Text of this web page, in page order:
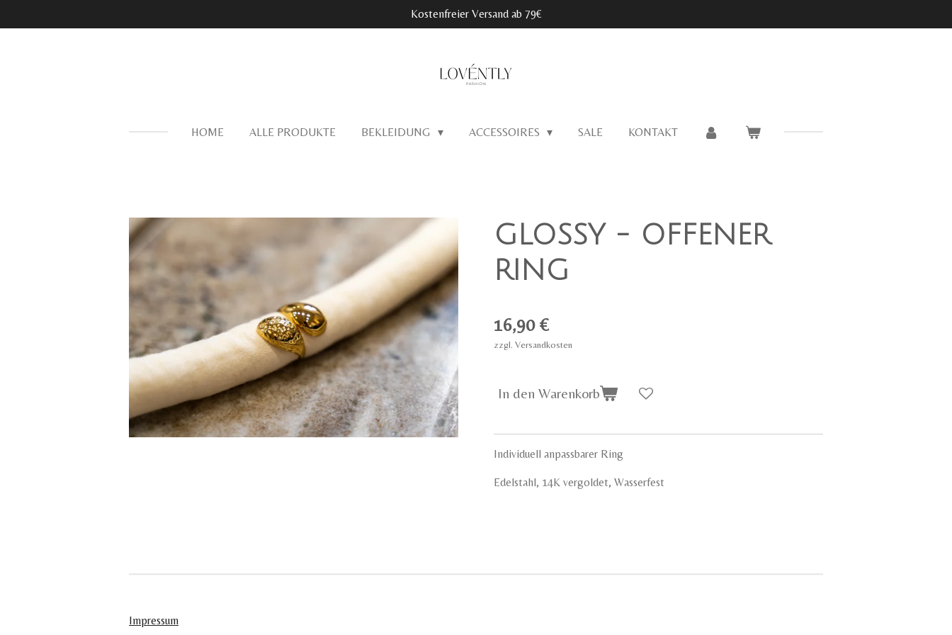
Hauptinhalt
Kostenfreier Versand ab 79€
HOME ALLE PRODUKTE BEKLEIDUNG ACCESSOIRES SALE KONTAKT
GLOSSY - OFFENER
RING
16,90 €
zzgl. Versandkosten
In den Warenkorb
Individuell anpassbarer Ring
Edelstahl, 14K vergoldet, Wasserfest
Impressum